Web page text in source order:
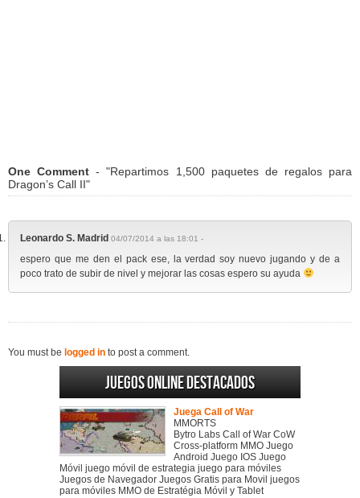
One Comment - "Repartimos 1,500 paquetes de regalos para
Dragon’s Call II"
Leonardo S. Madrid 04/07/2014 a las 18:01 -
espero que me den el pack ese, la verdad soy nuevo jugando y de a
poco trato de subir de nivel y mejorar las cosas espero su ayuda
You must be logged in to post a comment.
Juegos online destacados
Juega Call of War
MMORTS
Bytro Labs Call of War CoW
Cross-platform MMO Juego
Android Juego IOS Juego
Móvil juego móvil de estrategia juego para móviles
Juegos de Navegador Juegos Gratis para Movil juegos
para móviles MMO de Estratégia Móvil y Tablet